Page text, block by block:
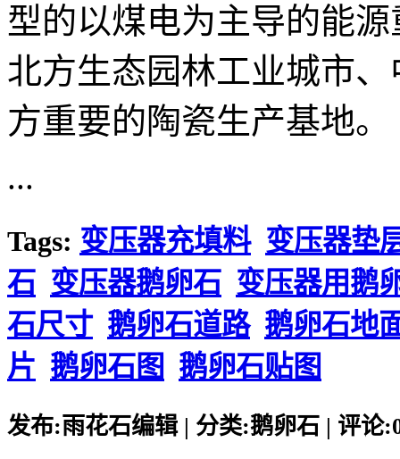
型的以煤电为主导的能
北方生态园林工业城市
方重要的陶瓷生产基地。
...
Tags: 变压器充填料 变压器垫
石 变压器鹅卵石 变压器用鹅
石尺寸 鹅卵石道路 鹅卵石地
片 鹅卵石图 鹅卵石贴图
发布:雨花石编辑 | 分类:鹅卵石 | 评论